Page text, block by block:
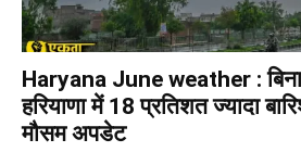
Haryana June weather :
हरियाणा में 18 प्रतिशत ज्यादा
मौसम अपडेट